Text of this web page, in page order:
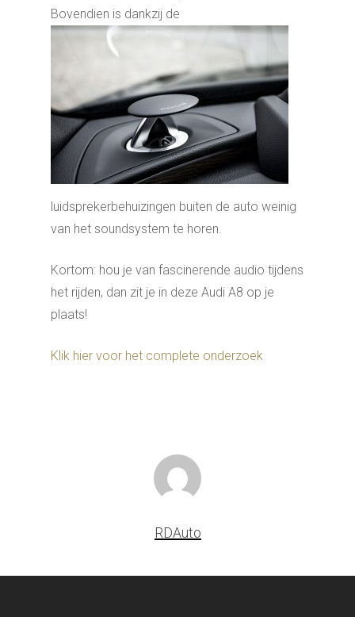
Bovendien is dankzij de
luidsprekerbehuizingen buiten de auto weinig
van het soundsystem te horen.
Kortom: hou je van fascinerende audio tijdens
het rijden, dan zit je in deze Audi A8 op je
plaats!
Klik hier voor het complete onderzoek
RDAuto